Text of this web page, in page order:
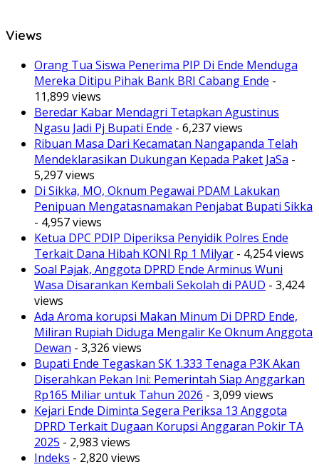
Views
Orang Tua Siswa Penerima PIP Di Ende Menduga
Mereka Ditipu Pihak Bank BRI Cabang Ende -
11,899 views
Beredar Kabar Mendagri Tetapkan Agustinus
Ngasu Jadi Pj Bupati Ende - 6,237 views
Ribuan Masa Dari Kecamatan Nangapanda Telah
Mendeklarasikan Dukungan Kepada Paket JaSa -
5,297 views
Di Sikka, MO, Oknum Pegawai PDAM Lakukan
Penipuan Mengatasnamakan Penjabat Bupati Sikka
- 4,957 views
Ketua DPC PDIP Diperiksa Penyidik Polres Ende
Terkait Dana Hibah KONI Rp 1 Milyar - 4,254 views
Soal Pajak, Anggota DPRD Ende Arminus Wuni
Wasa Disarankan Kembali Sekolah di PAUD - 3,424
views
Ada Aroma korupsi Makan Minum Di DPRD Ende,
Miliran Rupiah Diduga Mengalir Ke Oknum Anggota
Dewan - 3,326 views
Bupati Ende Tegaskan SK 1.333 Tenaga P3K Akan
Diserahkan Pekan Ini: Pemerintah Siap Anggarkan
Rp165 Miliar untuk Tahun 2026 - 3,099 views
Kejari Ende Diminta Segera Periksa 13 Anggota
DPRD Terkait Dugaan Korupsi Anggaran Pokir TA
2025 - 2,983 views
Indeks - 2,820 views